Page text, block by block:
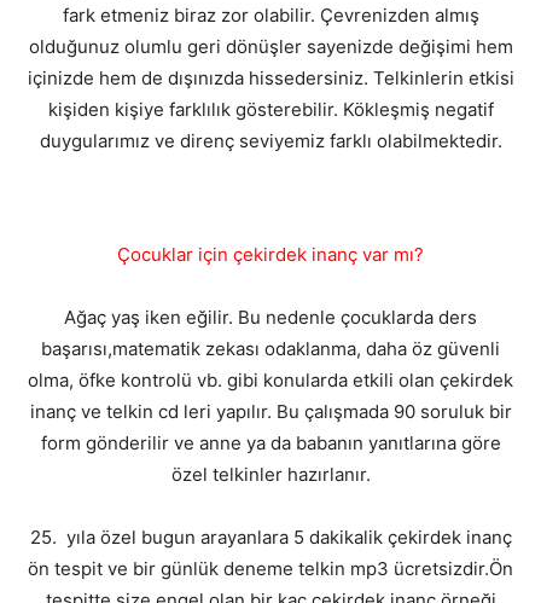
fark etmeniz biraz zor olabilir. Çevrenizden almış
olduğunuz olumlu geri dönüşler sayenizde değişimi hem
içinizde hem de dışınızda hissedersiniz. Telkinlerin etkisi
kişiden kişiye farklılık gösterebilir. Kökleşmiş negatif
duygularımız ve direnç seviyemiz farklı olabilmektedir.
Çocuklar için çekirdek inanç var mı?
Ağaç yaş iken eğilir. Bu nedenle çocuklarda ders
başarısı,matematik zekası odaklanma, daha öz güvenli
olma, öfke kontrolü vb. gibi konularda etkili olan çekirdek
inanç ve telkin cd leri yapılır. Bu çalışmada 90 soruluk bir
form gönderilir ve anne ya da babanın yanıtlarına göre
özel telkinler hazırlanır.
25. yıla özel bugun arayanlara 5 dakikalik çekirdek inanç
ön tespit ve bir günlük deneme telkin mp3 ücretsizdir.Ön